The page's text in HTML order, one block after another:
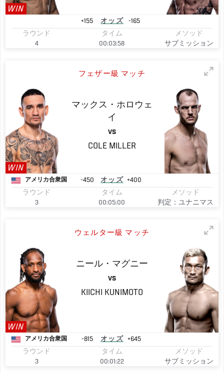
WIN
+155 オッズ
-165
ラウンド
4
タイム
00:03:58
メソッド
サブミッション
フェザー級 マッチ
WIN
マックス・ホロウェ
イ
VS
COLE MILLER
アメリカ合衆国 -450 オッズ
+400
ラウンド
3
タイム
00:05:00
メソッド
判定：ユナニマス
ウェルター級 マッチ
WIN
ニール・マグニー
VS
KIICHI KUNIMOTO
アメリカ合衆国 -815 オッズ
+645
ラウンド
3
タイム
00:01:22
メソッド
サブミッション